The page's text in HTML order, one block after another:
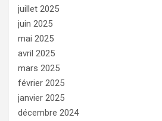
juillet 2025
juin 2025
mai 2025
avril 2025
mars 2025
février 2025
janvier 2025
décembre 2024